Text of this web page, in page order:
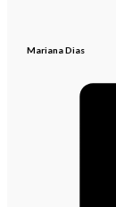
Mariana Dias